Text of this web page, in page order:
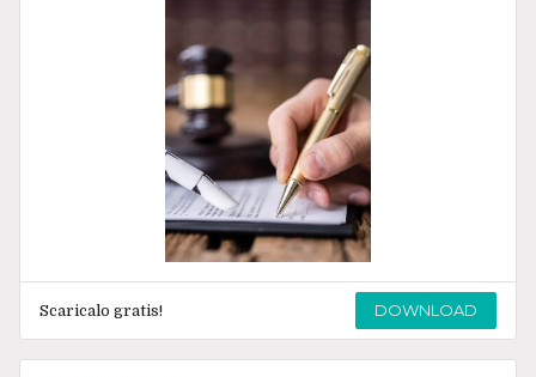
Scaricalo gratis! DOWNLOAD